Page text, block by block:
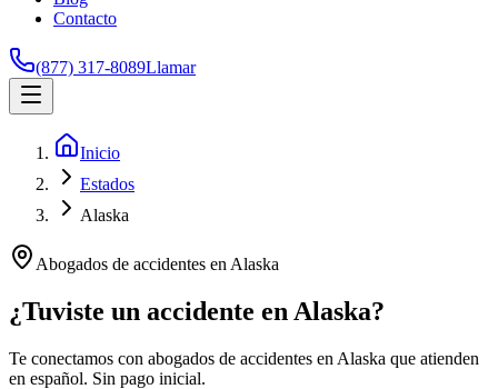
Contacto
(877) 317-8089Llamar
Inicio
Estados
Alaska
Abogados de accidentes en Alaska
¿Tuviste un accidente en Alaska?
Te conectamos con abogados de accidentes en Alaska que atienden
en español. Sin pago inicial.